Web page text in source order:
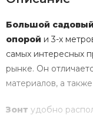
Большой садовый
опорой и 3-х
самых интересных
рынке. Он
материалов, а
Зонт удобно